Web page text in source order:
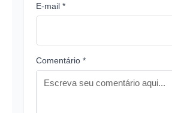
E-mail *
Comentário *